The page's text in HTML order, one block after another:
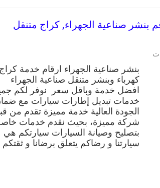
صناعية الجهراء 99009551 رقم بنشر صناعية الجهراء, كراج متنقل
صناعية
الجهراء
99009551
بنشر
صناعية
الجهراء,
كراج
متنقل
بنشر صناعية الجهراء ارقام خدمة كراج
كهرباء وبنشر متنقل صناعية الجهراء
افضل خدمة وباقل سعر نوفر لكم
خدمات تبديل إطارات سيارات مع
الجودة العالية خدمة مميزة تقدم من
شركة مميزة، بحيث نقدم خدمات
بتصليح وصيانة السيارات سيارتكم هي
سيارتنا و رضاكم يتعلق برضانا و ثقتكم